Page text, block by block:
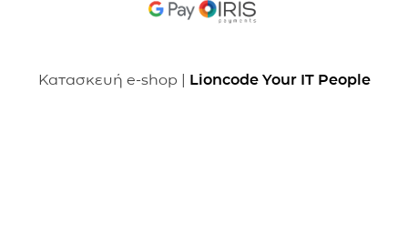
Κατασκευή e-shop | Lioncode Your IT People